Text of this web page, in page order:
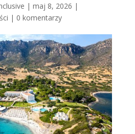
| maj 8, 2026 |
| 0 komentarzy